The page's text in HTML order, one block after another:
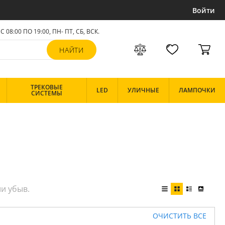
Войти
С 08:00 ПО 19:00, ПН- ПТ, СБ, ВСК.
ТРЕКОВЫЕ
СИСТЕМЫ LED УЛИЧНЫЕ ЛАМПОЧКИ
ОЧИСТИТЬ ВСЕ